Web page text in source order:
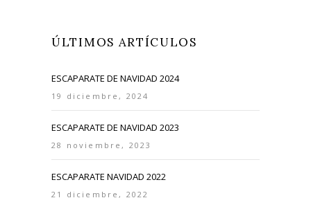
ÚLTIMOS ARTÍCULOS
ESCAPARATE DE NAVIDAD 2024
19 diciembre, 2024
ESCAPARATE DE NAVIDAD 2023
28 noviembre, 2023
ESCAPARATE NAVIDAD 2022
21 diciembre, 2022